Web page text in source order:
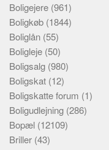
Boligejere (961)
Boligkøb (1844)
Boliglån (55)
Boligleje (50)
Boligsalg (980)
Boligskat (12)
Boligskatte forum (1)
Boligudlejning (286)
Bopæl (12109)
Briller (43)